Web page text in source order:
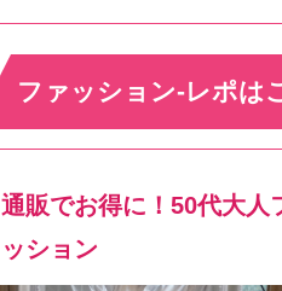
ファッション-レポは
通販でお得に！50代大人
ッション